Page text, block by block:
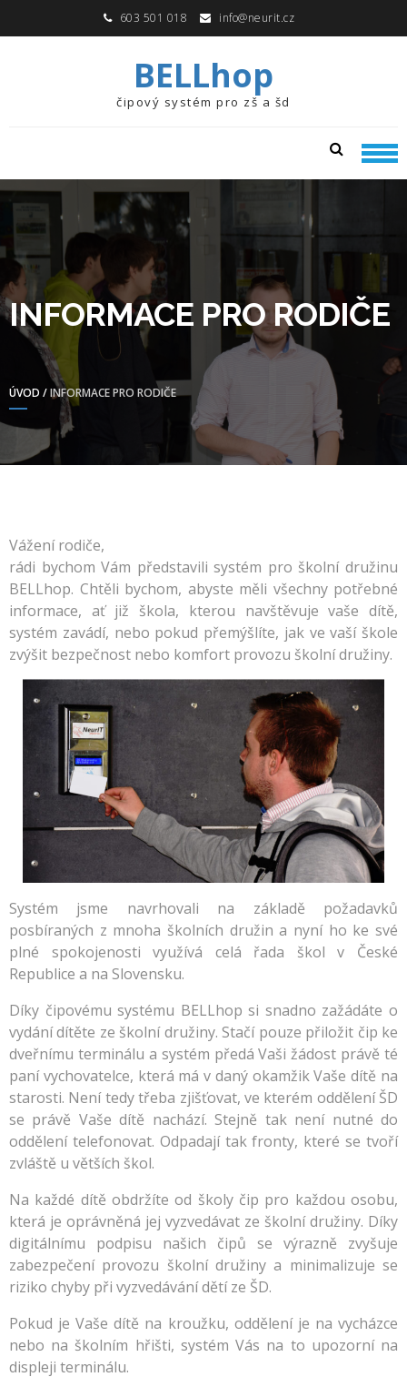
to
to
603 501 018 info@neurit.cz
BELLhop
čipový systém pro zš a šd
INFORMACE PRO RODIČE
ÚVOD /INFORMACE PRO RODIČE
Vážení rodiče,
rádi bychom Vám představili systém pro školní družinu
BELLhop. Chtěli bychom, abyste měli všechny potřebné
informace, ať již škola, kterou navštěvuje vaše dítě,
systém zavádí, nebo pokud přemýšlíte, jak ve vaší škole
zvýšit bezpečnost nebo komfort provozu školní družiny.
Systém jsme navrhovali na základě požadavků
posbíraných z mnoha školních družin a nyní ho ke své
plné spokojenosti využívá celá řada škol v České
Republice a na Slovensku.
Díky čipovému systému BELLhop si snadno zažádáte o
vydání dítěte ze školní družiny. Stačí pouze přiložit čip ke
dveřnímu terminálu a systém předá Vaši žádost právě té
paní vychovatelce, která má v daný okamžik Vaše dítě na
starosti. Není tedy třeba zjišťovat, ve kterém oddělení ŠD
se právě Vaše dítě nachází. Stejně tak není nutné do
oddělení telefonovat. Odpadají tak fronty, které se tvoří
zvláště u větších škol.
Na každé dítě obdržíte od školy čip pro každou osobu,
která je oprávněná jej vyzvedávat ze školní družiny. Díky
digitálnímu podpisu našich čipů se výrazně zvyšuje
zabezpečení provozu školní družiny a minimalizuje se
riziko chyby při vyzvedávání dětí ze ŠD.
Pokud je Vaše dítě na kroužku, oddělení je na vycházce
nebo na školním hřišti, systém Vás na to upozorní na
displeji terminálu.